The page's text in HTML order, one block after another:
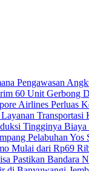
Pengawasan
60 Unit Gerbong
Airlines Perluas
Tingginya Biaya
Pelabuhan Yos
Mulai dari Rp69
Pastikan Bandara